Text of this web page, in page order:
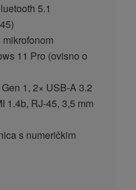
5.1
11 Pro (ovisno o
1, 2× USB-A 3.2
1.4b, RJ-45, 3,5 mm
s numeričkim